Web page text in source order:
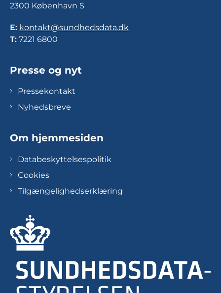
2300 København S
E: kontakt@sundhedsdata.dk
T: 7221 6800
Presse og nyt
Pressekontakt
Nyhedsbreve
Om hjemmesiden
Databeskyttelsespolitik
Cookies
Tilgængelighedserklæring